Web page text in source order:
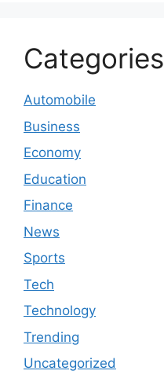
Categories
Automobile
Business
Economy
Education
Finance
News
Sports
Tech
Technology
Trending
Uncategorized